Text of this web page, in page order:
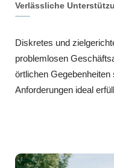
Verlässliche
Diskretes und
problemlosen
örtlichen
Anforderungen ideal